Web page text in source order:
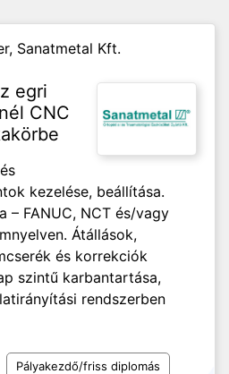
Sanatmetal Kft.
egri
CNC
kezelése, beállítása.
– FANUC, NCT és/vagy
Átállások,
és korrekciók
szintű karbantartása,
rendszerben
Pályakezdő/friss diplomás